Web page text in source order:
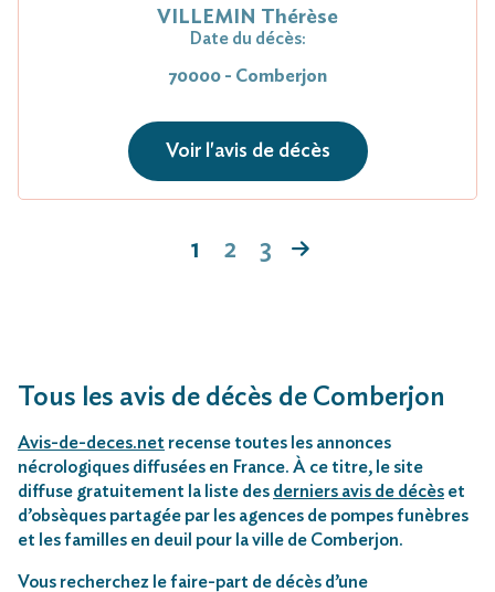
VILLEMIN Thérèse
Date du décès:
70000 - Comberjon
Voir l'avis de décès
1 2 3
Tous les avis de décès de Comberjon
Avis-de-deces.net recense toutes les annonces
nécrologiques diffusées en France. À ce titre, le site
diffuse gratuitement la liste des derniers avis de décès et
d’obsèques partagée par les agences de pompes funèbres
et les familles en deuil pour la ville de Comberjon.
Vous recherchez le faire-part de décès d’une